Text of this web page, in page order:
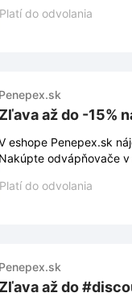
Platí do odvolania
Penepex.sk
Zľava až do -15%
eshope Penepex.sk
Nakúpte odvápňovače
Platí do odvolania
Penepex.sk
Zľava až do